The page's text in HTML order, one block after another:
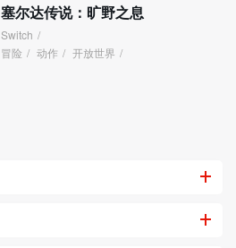
塞尔达传说：旷野之息
Switch /
冒险 / 动作 / 开放世界 /